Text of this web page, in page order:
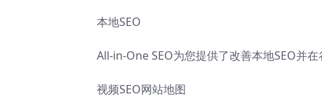
本地SEO
All-in-One SEO为您提供了改善本地SEO并
视频SEO网站地图